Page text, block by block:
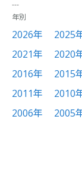
年別
2026年 2025
2021年
2020
2016年
2015
2011年
2010
2006年
2005